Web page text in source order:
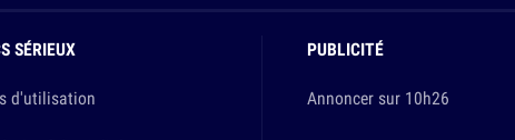
SÉRIEUX
d'utilisation
PUBLICITÉ
Annoncer sur 10h26